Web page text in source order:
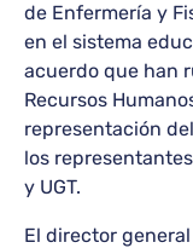
de Enfermería y
en el sistema
acuerdo que han
Recursos
representación
los representantes
y UGT.
El director